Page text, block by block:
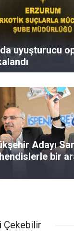
uyuşturucu
Adayı
bir
Çekebilir